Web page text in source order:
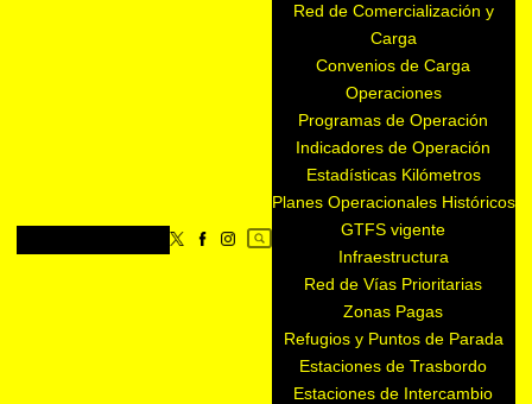
Red de Comercialización y
Carga
Convenios de Carga
Operaciones
Programas de Operación
Indicadores de Operación
Estadísticas Kilómetros
Planes Operacionales Históricos
GTFS vigente
Infraestructura
Red de Vías Prioritarias
Zonas Pagas
Refugios y Puntos de Parada
Estaciones de Trasbordo
Estaciones de Intercambio